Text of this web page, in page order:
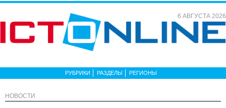
6 АВГУСТА 2026
РУБРИКИ РАЗДЕЛЫ РЕГИОНЫ
НОВОСТИ